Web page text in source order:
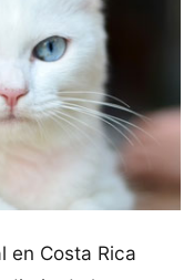
en Costa Rica